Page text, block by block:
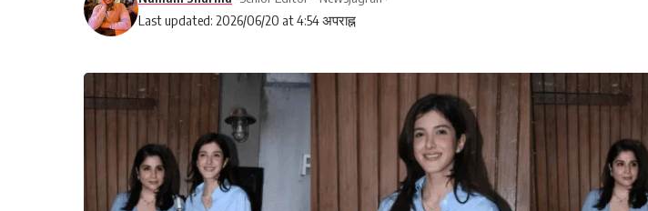
Last updated: 2026/06/20 at 4:54 अपराह्न